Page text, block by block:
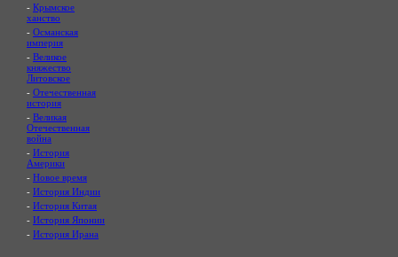
- Крымское
ханство
- Османская
империя
- Великое
княжество
Литовское
- Отечественная
история
- Великая
Отечественная
война
- История
Америки
- Новое время
- История Индии
- История Китая
- История Японии
- История Ирана